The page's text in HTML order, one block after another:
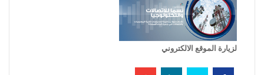
لزيارة الموقع الالكتروني